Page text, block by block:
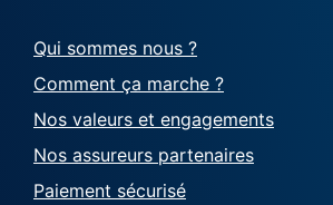
Qui sommes nous ?
Comment ça marche ?
Nos valeurs et engagements
Nos assureurs partenaires
Paiement sécurisé